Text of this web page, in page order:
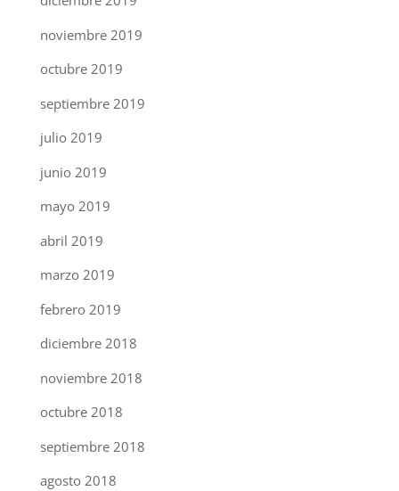
noviembre 2019
octubre 2019
septiembre 2019
julio 2019
junio 2019
mayo 2019
abril 2019
marzo 2019
febrero 2019
diciembre 2018
noviembre 2018
octubre 2018
septiembre 2018
agosto 2018